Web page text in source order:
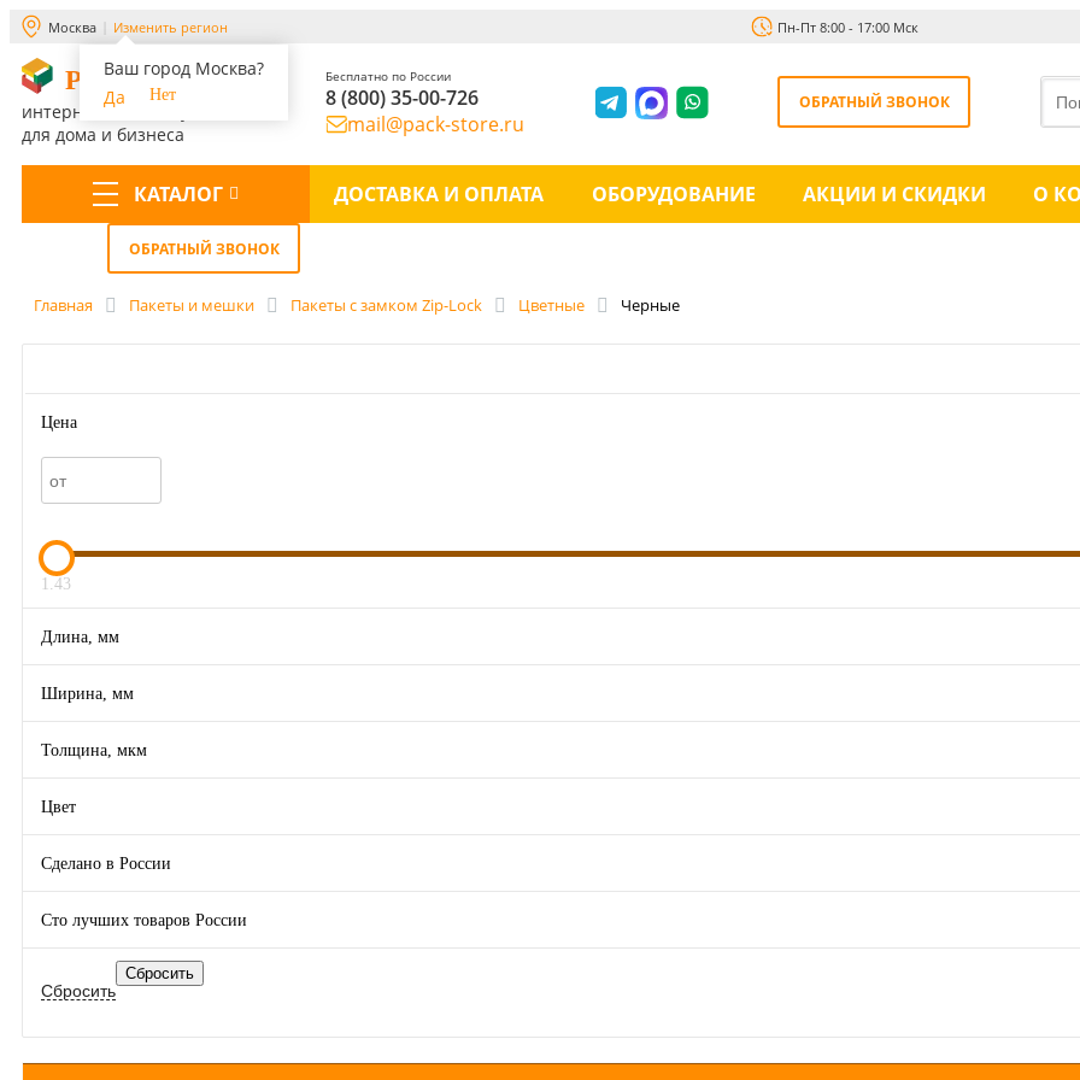
Москва Изменить регион
Ваш город Москва?
Да
Нет
Пн-Пт 8:00 - 17:00 Мск
PACK-STORE
интернет-магазин упаковки
для дома и бизнеса
Бесплатно по России
8 (800) 35-00-726
mail@pack-store.ru
ОБРАТНЫЙ ЗВОНОК
КАТАЛОГ ДОСТАВКА И ОПЛАТА ОБОРУДОВАНИЕ АКЦИИ И СКИДКИ О
ОБРАТНЫЙ ЗВОНОК
Главная Пакеты и мешки Пакеты с замком Zip-Lock Цветные Черные
Цена
1.43
Длина, мм
Ширина, мм
Толщина, мкм
Цвет
Сделано в России
Сто лучших товаров России